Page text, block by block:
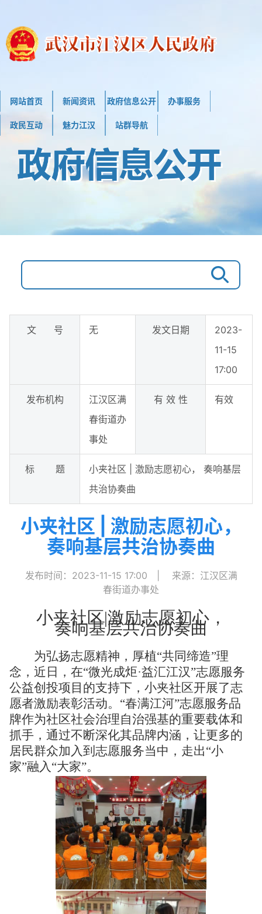
网站首页 新闻资讯 政府信息公开 办事服务
政民互动 魅力江汉 站群导航
文 号 无 发文日期
2023-
11-15
17:00
发布机构
江汉区满
春街道办
事处
有 效 性 有效
标 题
小夹社区 | 激励志愿初心， 奏响基层
共治协奏曲
小夹社区 | 激励志愿初心，
奏响基层共治协奏曲
发布时间：2023-11-15 17:00
来源：江汉区满
春街道办事处
小夹社区|激励志愿初心，
奏响基层共治协奏曲
为弘扬志愿精神，厚植“共同缔造”理
念，近日，在“微光成炬·益汇江汉”志愿服务
公益创投项目的支持下，小夹社区开展了志
愿者激励表彰活动。“春满江河”志愿服务品
牌作为社区社会治理自治强基的重要载体和
抓手，通过不断深化其品牌内涵，让更多的
居民群众加入到志愿服务当中，走出“小
家”融入“大家”。